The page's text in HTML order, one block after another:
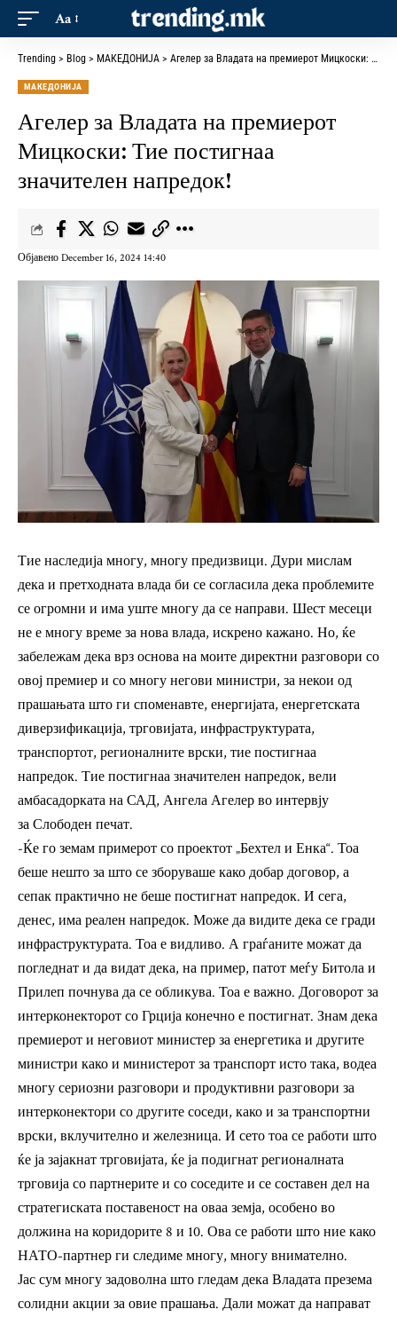
Aa
Trending > Blog > МАКЕДОНИЈА > Агелер за Владата на премиерот Мицкоски: Тие постигнаа значителен напредок!
МАКЕДОНИЈА
Агелер за Владата на премиерот
Мицкоски: Тие постигнаа
значителен напредок!
Објавено December 16, 2024 14:40
Тие наследија многу, многу предизвици. Дури мислам
дека и претходната влада би се согласила дека проблемите
се огромни и има уште многу да се направи. Шест месеци
не е многу време за нова влада, искрено кажано. Но, ќе
забележам дека врз основа на моите директни разговори со
овој премиер и со многу негови министри, за некои од
прашањата што ги споменавте, енергијата, енергетската
диверзификација, трговијата, инфраструктурата,
транспортот, регионалните врски, тие постигнаа
напредок. Тие постигнаа значителен напредок, вели
амбасадорката на САД, Ангела Агелер во интервју
заСлободен печат.
-Ќе го земам примерот со проектот „Бехтел и Енка“. Тоа
беше нешто за што се зборуваше како добар договор, а
сепак практично не беше постигнат напредок. И сега,
денес, има реален напредок. Може да видите дека се гради
инфраструктурата. Тоа е видливо. А граѓаните можат да
погледнат и да видат дека, на пример, патот меѓу Битола и
Прилеп почнува да се обликува. Тоа е важно. Договорот за
интерконекторот со Грција конечно е постигнат. Знам дека
премиерот и неговиот министер за енергетика и другите
министри како и министерот за транспорт исто така, водеа
многу сериозни разговори и продуктивни разговори за
интерконектори со другите соседи, како и за транспортни
врски, вклучително и железница. И сето тоа се работи што
ќе ја зајакнат трговијата, ќе ја подигнат регионалната
трговија со партнерите и со соседите и се составен дел на
стратегиската поставеност на оваа земја, особено во
должина на коридорите 8 и 10. Ова се работи што ние како
НАТО-партнер ги следиме многу, многу внимателно.
Јас сум многу задоволна што гледам дека Владата презема
солидни акции за овие прашања. Дали можат да направат